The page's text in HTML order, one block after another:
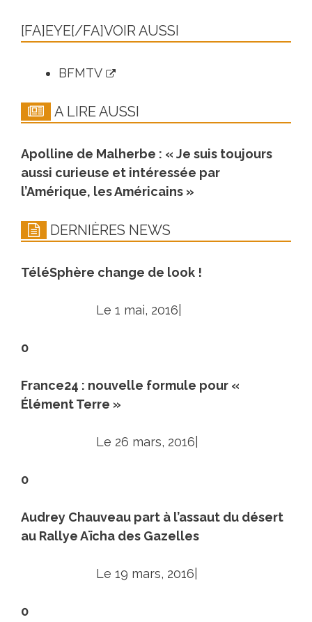
[FA]EYE[/FA]VOIR AUSSI
BFMTV
A LIRE AUSSI
Apolline de Malherbe : « Je suis toujours
aussi curieuse et intéressée par
l’Amérique, les Américains »
DERNIÈRES NEWS
TéléSphère change de look !
Le 1 mai, 2016|
0
France24 : nouvelle formule pour «
Élément Terre »
Le 26 mars, 2016|
0
Audrey Chauveau part à l’assaut du désert
au Rallye Aïcha des Gazelles
Le 19 mars, 2016|
0